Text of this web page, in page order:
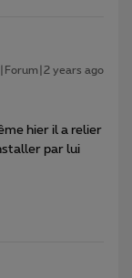
years ago
hier il a relier
par lui